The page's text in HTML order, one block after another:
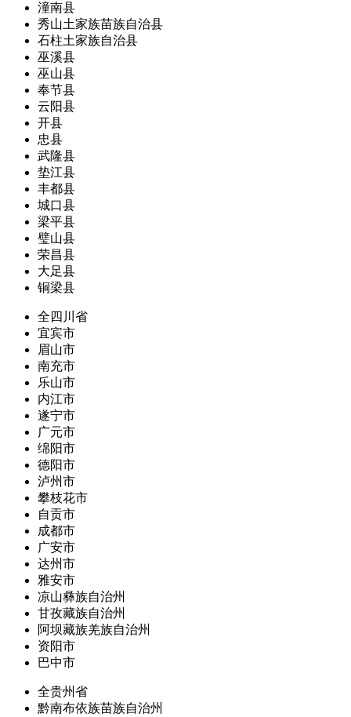
潼南县
秀山土家族苗族自治县
石柱土家族自治县
巫溪县
巫山县
奉节县
云阳县
开县
忠县
武隆县
垫江县
丰都县
城口县
梁平县
璧山县
荣昌县
大足县
铜梁县
全四川省
宜宾市
眉山市
南充市
乐山市
内江市
遂宁市
广元市
绵阳市
德阳市
泸州市
攀枝花市
自贡市
成都市
广安市
达州市
雅安市
凉山彝族自治州
甘孜藏族自治州
阿坝藏族羌族自治州
资阳市
巴中市
全贵州省
黔南布依族苗族自治州